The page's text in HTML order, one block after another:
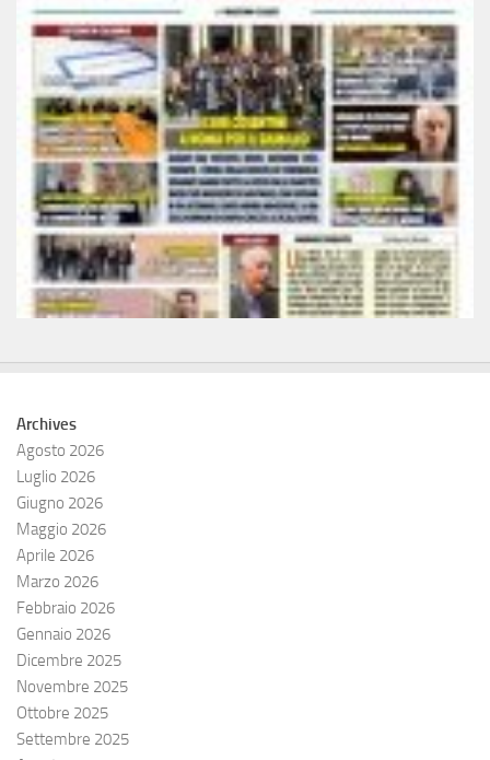
Archives
Agosto 2026
Luglio 2026
Giugno 2026
Maggio 2026
Aprile 2026
Marzo 2026
Febbraio 2026
Gennaio 2026
Dicembre 2025
Novembre 2025
Ottobre 2025
Settembre 2025